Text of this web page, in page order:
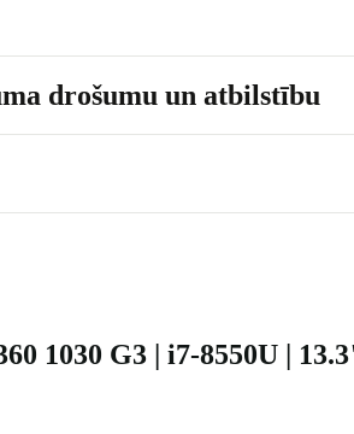
drošumu un atbilstību
1030 G3 | i7-8550U |